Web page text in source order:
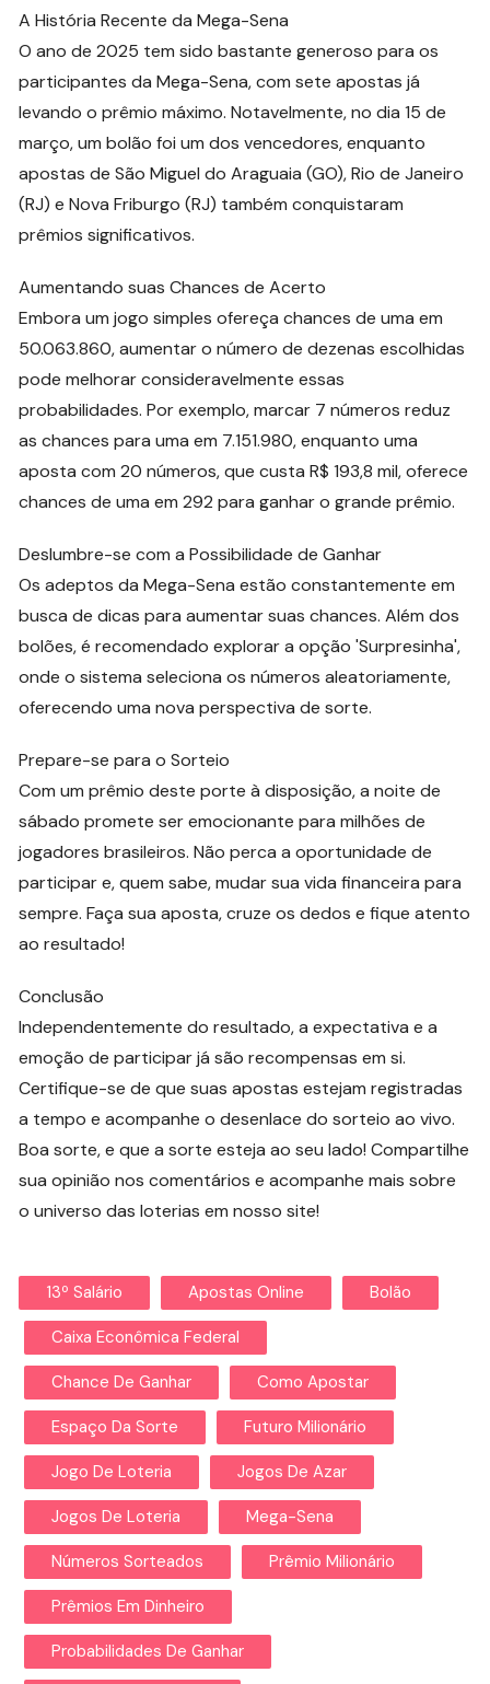
A História Recente da Mega-Sena
O ano de 2025 tem sido bastante generoso para os
participantes da Mega-Sena, com sete apostas já
levando o prêmio máximo. Notavelmente, no dia 15 de
março, um bolão foi um dos vencedores, enquanto
apostas de São Miguel do Araguaia (GO), Rio de Janeiro
(RJ) e Nova Friburgo (RJ) também conquistaram
prêmios significativos.
Aumentando suas Chances de Acerto
Embora um jogo simples ofereça chances de uma em
50.063.860, aumentar o número de dezenas escolhidas
pode melhorar consideravelmente essas
probabilidades. Por exemplo, marcar 7 números reduz
as chances para uma em 7.151.980, enquanto uma
aposta com 20 números, que custa R$ 193,8 mil, oferece
chances de uma em 292 para ganhar o grande prêmio.
Deslumbre-se com a Possibilidade de Ganhar
Os adeptos da Mega-Sena estão constantemente em
busca de dicas para aumentar suas chances. Além dos
bolões, é recomendado explorar a opção 'Surpresinha',
onde o sistema seleciona os números aleatoriamente,
oferecendo uma nova perspectiva de sorte.
Prepare-se para o Sorteio
Com um prêmio deste porte à disposição, a noite de
sábado promete ser emocionante para milhões de
jogadores brasileiros. Não perca a oportunidade de
participar e, quem sabe, mudar sua vida financeira para
sempre. Faça sua aposta, cruze os dedos e fique atento
ao resultado!
Conclusão
Independentemente do resultado, a expectativa e a
emoção de participar já são recompensas em si.
Certifique-se de que suas apostas estejam registradas
a tempo e acompanhe o desenlace do sorteio ao vivo.
Boa sorte, e que a sorte esteja ao seu lado! Compartilhe
sua opinião nos comentários e acompanhe mais sobre
o universo das loterias em nosso site!
13º Salário Apostas Online Bolão
Caixa Econômica Federal
Chance De Ganhar Como Apostar
Espaço Da Sorte Futuro Milionário
Jogo De Loteria Jogos De Azar
Jogos De Loteria Mega-Sena
Números Sorteados Prêmio Milionário
Prêmios Em Dinheiro
Probabilidades De Ganhar